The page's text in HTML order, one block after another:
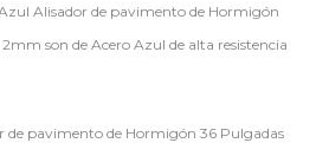
Alisador de pavimento de Hormigón
son de Acero Azul de alta resistencia
de pavimento de Hormigón 36 Pulgadas